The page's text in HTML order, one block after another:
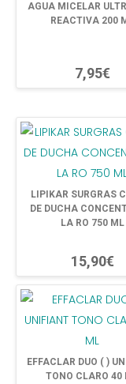
AGUA MICELAR
REACTIVA 200
7,95€
LIPIKAR SURGRAS
DE DUCHA
LA RO 750 ML
15,90€
EFFACLAR DUO ( )
TONO CLARO 40